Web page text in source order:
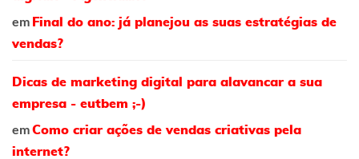
em Final do ano: já planejou as suas estratégias de
vendas?
Dicas de marketing digital para alavancar a sua
empresa - eutbem ;-)
emComo criar ações de vendas criativas pela
internet?